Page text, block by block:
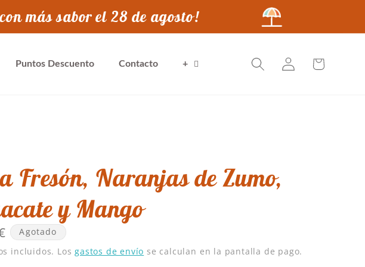
más sabor el 28 de agosto!
Puntos Descuento Contacto +
Iniciar
sesión
Carrito
Fresón, Naranjas de Zumo,
y Mango
Agotado
incluidos. Losgastos de envío se calculan en la pantalla de pago.